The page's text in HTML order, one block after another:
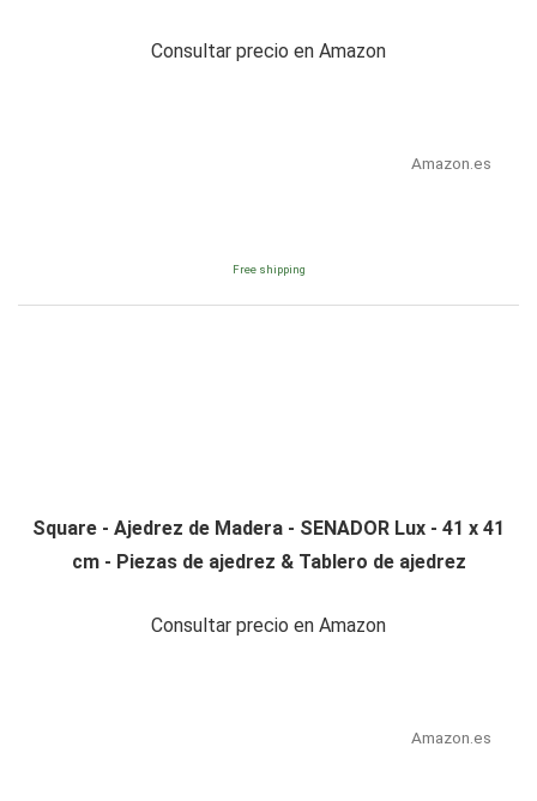
Consultar precio en Amazon
Amazon.es
Free shipping
Square - Ajedrez de Madera - SENADOR Lux - 41 x 41
cm - Piezas de ajedrez & Tablero de ajedrez
Consultar precio en Amazon
Amazon.es